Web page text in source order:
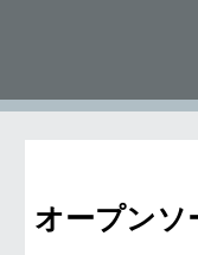
オープンソ